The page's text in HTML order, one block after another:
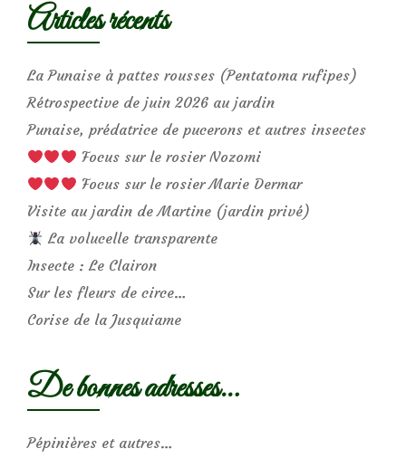
Articles récents
La Punaise à pattes rousses (Pentatoma rufipes)
Rétrospective de juin 2026 au jardin
Punaise, prédatrice de pucerons et autres insectes
Focus sur le rosier Nozomi
Focus sur le rosier Marie Dermar
Visite au jardin de Martine (jardin privé)
La volucelle transparente
Insecte : Le Clairon
Sur les fleurs de circe…
Corise de la Jusquiame
De bonnes adresses…
Pépinières et autres…